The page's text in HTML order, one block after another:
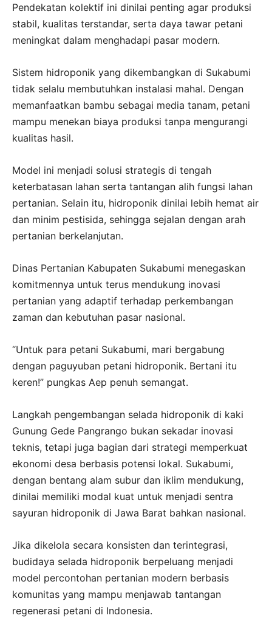
Pendekatan kolektif ini dinilai penting agar produksi
stabil, kualitas terstandar, serta daya tawar petani
meningkat dalam menghadapi pasar modern.
Sistem hidroponik yang dikembangkan di Sukabumi
tidak selalu membutuhkan instalasi mahal. Dengan
memanfaatkan bambu sebagai media tanam, petani
mampu menekan biaya produksi tanpa mengurangi
kualitas hasil.
Model ini menjadi solusi strategis di tengah
keterbatasan lahan serta tantangan alih fungsi lahan
pertanian. Selain itu, hidroponik dinilai lebih hemat air
dan minim pestisida, sehingga sejalan dengan arah
pertanian berkelanjutan.
Dinas Pertanian Kabupaten Sukabumi menegaskan
komitmennya untuk terus mendukung inovasi
pertanian yang adaptif terhadap perkembangan
zaman dan kebutuhan pasar nasional.
“Untuk para petani Sukabumi, mari bergabung
dengan paguyuban petani hidroponik. Bertani itu
keren!” pungkas Aep penuh semangat.
Langkah pengembangan selada hidroponik di kaki
Gunung Gede Pangrango bukan sekadar inovasi
teknis, tetapi juga bagian dari strategi memperkuat
ekonomi desa berbasis potensi lokal. Sukabumi,
dengan bentang alam subur dan iklim mendukung,
dinilai memiliki modal kuat untuk menjadi sentra
sayuran hidroponik di Jawa Barat bahkan nasional.
Jika dikelola secara konsisten dan terintegrasi,
budidaya selada hidroponik berpeluang menjadi
model percontohan pertanian modern berbasis
komunitas yang mampu menjawab tantangan
regenerasi petani di Indonesia.